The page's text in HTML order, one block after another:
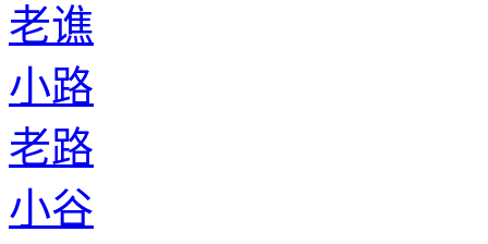
老谯
小路
老路
小谷